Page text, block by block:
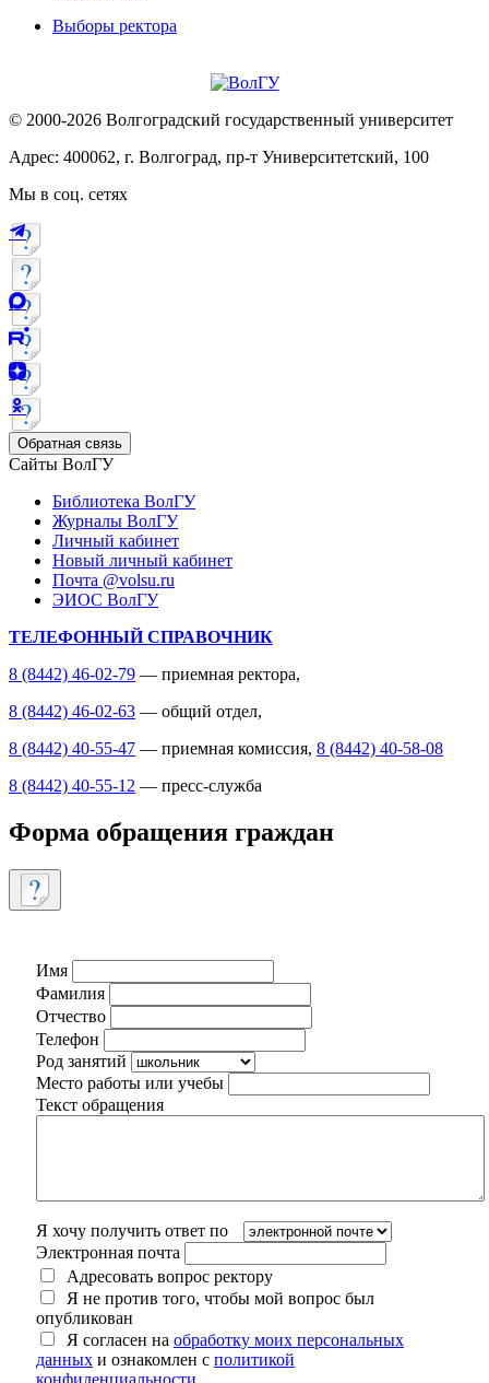
Выборы ректора
© 2000-2026 Волгоградский государственный университет
Адрес: 400062, г. Волгоград, пр-т Университетский, 100
Мы в соц. сетях
Обратная связь
Сайты ВолГУ
Библиотека ВолГУ
Журналы ВолГУ
Личный кабинет
Новый личный кабинет
Почта @volsu.ru
ЭИОС ВолГУ
ТЕЛЕФОННЫЙ СПРАВОЧНИК
8 (8442) 46-02-79 — приемная ректора,
8 (8442) 46-02-63 — общий отдел,
8 (8442) 40-55-47 — приемная комиссия, 8 (8442) 40-58-08
8 (8442) 40-55-12 — пресс-служба
Форма обращения граждан
Имя
Фамилия
Отчество
Телефон
Род занятий
Место работы или учебы
Текст обращения
Я хочу получить ответ по
Электронная почта
Адресовать вопрос ректору
Я не против того, чтобы мой вопрос был
опубликован
Я согласен на обработку моих персональных
данных и ознакомлен с политикой